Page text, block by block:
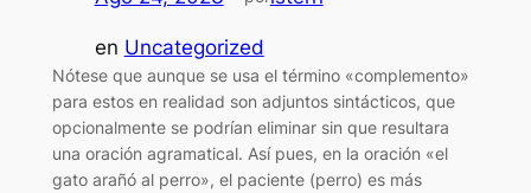
en Uncategorized
Nótese que aunque se usa el término «complemento»
para estos en realidad son adjuntos sintácticos, que
opcionalmente se podrían eliminar sin que resultara
una oración agramatical. Así pues, en la oración «el
gato arañó al perro», el paciente (perro) es más